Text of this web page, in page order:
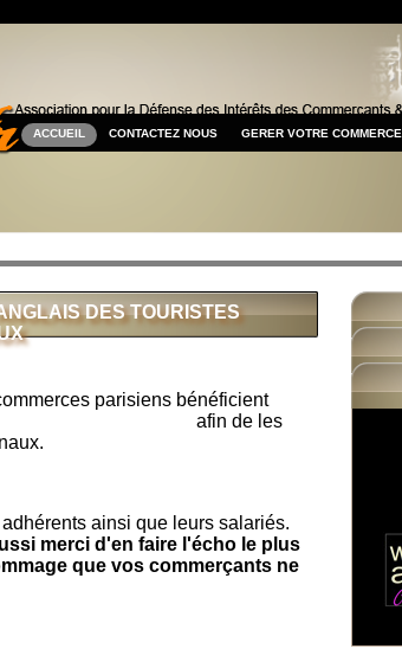
ACCUEIL CONTACTEZ NOUS GERER VOTRE COMMERCE
DES TOURISTES
parisiens bénéficient
afin de les
ainsi que leurs salariés.
merci d'en faire l'écho le plus
que vos commerçants ne